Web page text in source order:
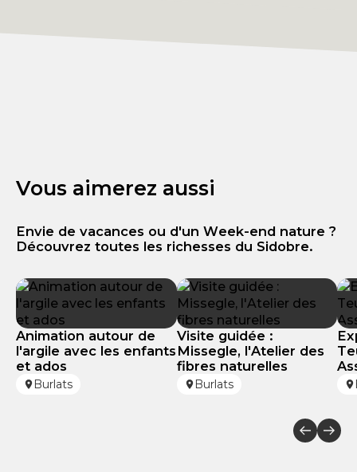
Vous aimerez aussi
Envie de vacances ou d'un Week-end nature ?
Découvrez toutes les richesses du Sidobre.
Animation autour de
l'argile avec les enfants
et ados
Burlats
Visite guidée :
Missegle, l'Atelier des
fibres naturelles
Burlats